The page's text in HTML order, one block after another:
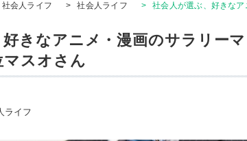
社会人ライフ > 社会人ライフ > 社会人が選ぶ、好きな
きなアニメ・漫画のサラリーマ
マスオさん
ライフ